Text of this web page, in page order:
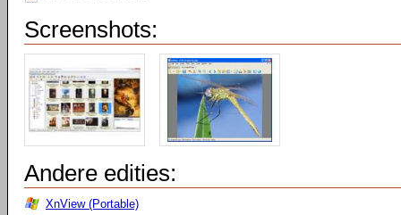
Screenshots:
Andere edities:
XnView (Portable)